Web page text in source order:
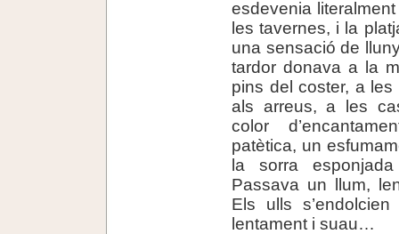
esdevenia
les tavernes, i la
una sensació de
tardor donava a la
pins del coster, a
als arreus, a les
color
patètica, un
la sorra
Passava un llum,
Els ulls
lentament i suau…